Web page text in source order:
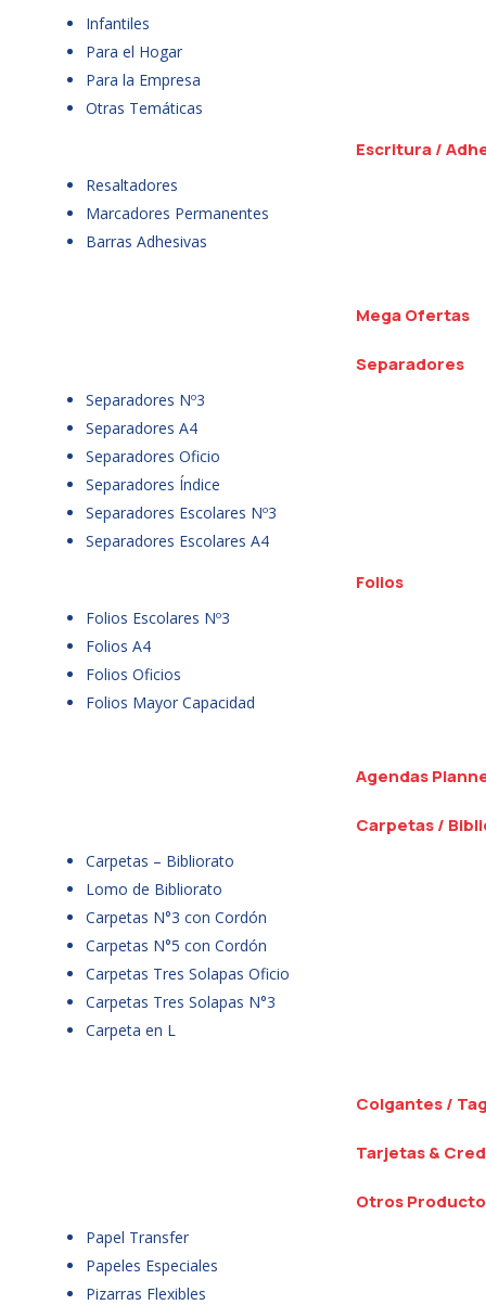
Infantiles
Para el Hogar
Para la Empresa
Otras Temáticas
Escritura /
Resaltadores
Marcadores Permanentes
Barras Adhesivas
Mega Ofertas
Separadores
Separadores Nº3
Separadores A4
Separadores Oficio
Separadores Índice
Separadores Escolares Nº3
Separadores Escolares A4
Folios
Folios Escolares Nº3
Folios A4
Folios Oficios
Folios Mayor Capacidad
Agendas
Carpetas /
Carpetas – Bibliorato
Lomo de Bibliorato
Carpetas N°3 con Cordón
Carpetas N°5 con Cordón
Carpetas Tres Solapas Oficio
Carpetas Tres Solapas N°3
Carpeta en L
Colgantes /
Tarjetas &
Otros
Papel Transfer
Papeles Especiales
Pizarras Flexibles